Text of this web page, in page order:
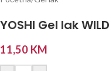
YOSHI Gel lak
11,50 KM